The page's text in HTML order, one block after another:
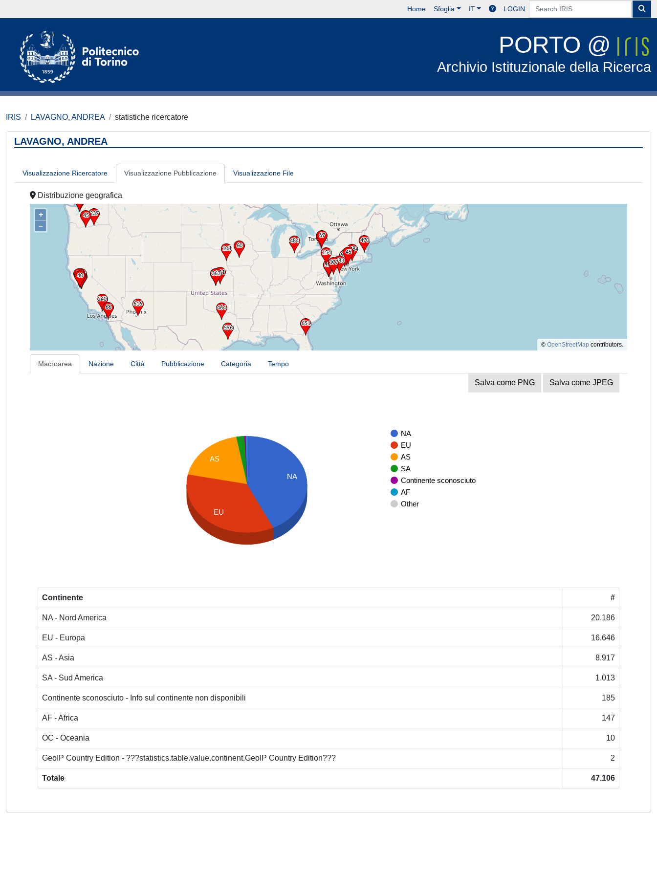
Home Sfoglia IT LOGIN
PORTO @
Archivio Istituzionale della Ricerca
IRIS LAVAGNO, ANDREA statistiche ricercatore
LAVAGNO, ANDREA
Visualizzazione Ricercatore Visualizzazione Pubblicazione Visualizzazione File
Distribuzione geografica
+
–
© OpenStreetMap contributors.
Macroarea Nazione Città Pubblicazione Categoria Tempo
Salva come PNG Salva come JPEG
NA
EU
AS
SA
Continente sconosciuto
AF
Other
NA
AS
EU
Continente #
NA - Nord America 20.186
EU - Europa 16.646
AS - Asia 8.917
SA - Sud America 1.013
Continente sconosciuto - Info sul continente non disponibili 185
AF - Africa 147
OC - Oceania 10
GeoIP Country Edition - ???statistics.table.value.continent.GeoIP Country Edition??? 2
Totale 47.106